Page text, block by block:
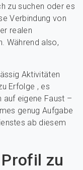
zu suchen oder es
Verbindung von
realen
Während also,
Aktivitäten
Erfolge , es
auf eigene Faust –
genug Aufgabe
ab diesem
zu